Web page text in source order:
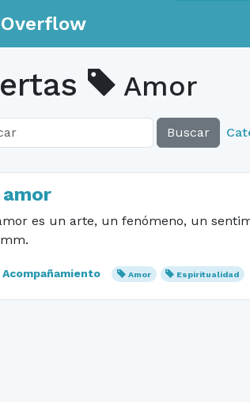
Amor
Buscar
amor
es un arte, un fenómeno, un
Acompañamiento Amor Espiritualidad